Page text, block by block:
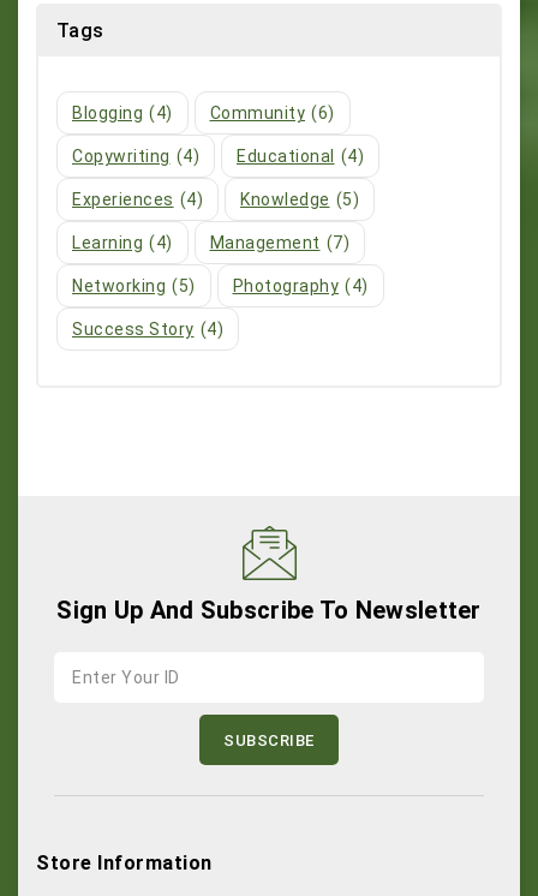
Tags
Blogging (4) Community (6)
Copywriting (4) Educational (4)
Experiences (4) Knowledge (5)
Learning (4) Management (7)
Networking (5) Photography (4)
Success Story (4)
Sign Up And Subscribe To Newsletter
Store Information